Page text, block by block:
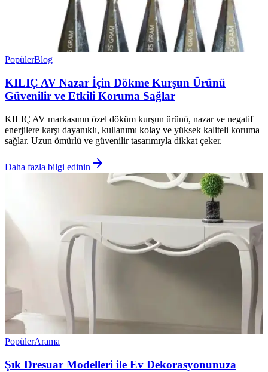
PopülerBlog
KILIÇ AV Nazar İçin Dökme Kurşun Ürünü
Güvenilir ve Etkili Koruma Sağlar
KILIÇ AV markasının özel döküm kurşun ürünü, nazar ve negatif
enerjilere karşı dayanıklı, kullanımı kolay ve yüksek kaliteli koruma
sağlar. Uzun ömürlü ve güvenilir tasarımıyla dikkat çeker.
Daha fazla bilgi edinin
PopülerArama
Şık Dresuar Modelleri ile Ev Dekorasyonunuza